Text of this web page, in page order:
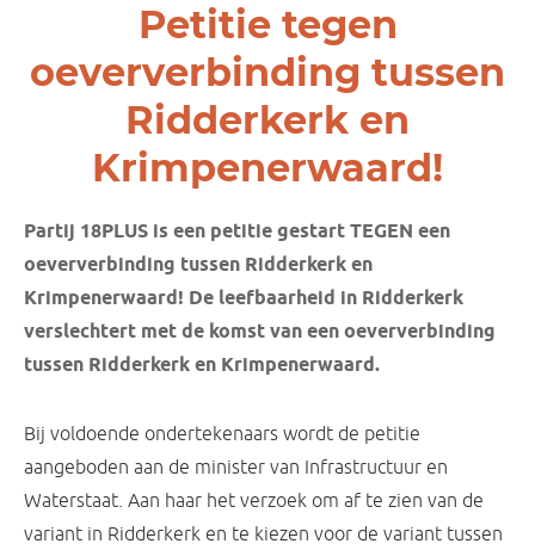
Petitie tegen
oeververbinding tussen
Ridderkerk en
Krimpenerwaard!
Partij 18PLUS is een petitie gestart TEGEN een
oeververbinding tussen Ridderkerk en
Krimpenerwaard! De leefbaarheid in Ridderkerk
verslechtert met de komst van een oeververbinding
tussen Ridderkerk en Krimpenerwaard.
Bij voldoende ondertekenaars wordt de petitie
aangeboden aan de minister van Infrastructuur en
Waterstaat. Aan haar het verzoek om af te zien van de
variant in Ridderkerk en te kiezen voor de variant tussen